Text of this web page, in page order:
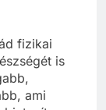
fizikai
is
ami